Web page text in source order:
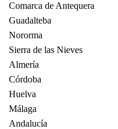
Comarca de Antequera
Guadalteba
Nororma
Sierra de las Nieves
Almería
Córdoba
Huelva
Málaga
Andalucía